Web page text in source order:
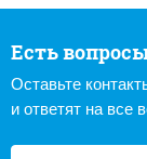
Есть
Оставьте
и ответят на все